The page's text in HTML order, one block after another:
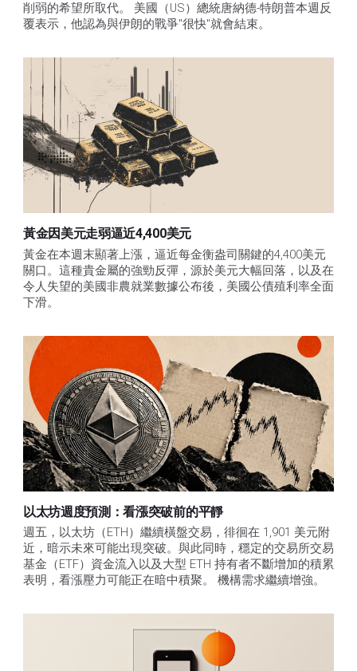
削弱的希望所取代。 美國（US）總統唐納德-特朗普本週反
覆表示，他認為與伊朗的戰爭"很快"就會結束。
黃金因美元走弱逼近4,400美元
黃金在本週末顯著上漲，逼近每金衡盎司關鍵的4,400美元
關口。這種貴金屬的強勁反彈，源於美元大幅回落，以及在
令人失望的美國非農就業數據公布後，美國公債殖利率全面
下滑。
以太坊週度預測：看漲突破前的平靜
週五，以太坊（ETH）繼續橫盤交易，徘徊在 1,901 美元附
近，暗示未來可能出現突破。與此同時，穩定的交易所交易
基金（ETF）資金流入以及大型 ETH 持有者不斷增加的積累
表明，看漲壓力可能正在暗中積聚。 機構需求繼續增強。